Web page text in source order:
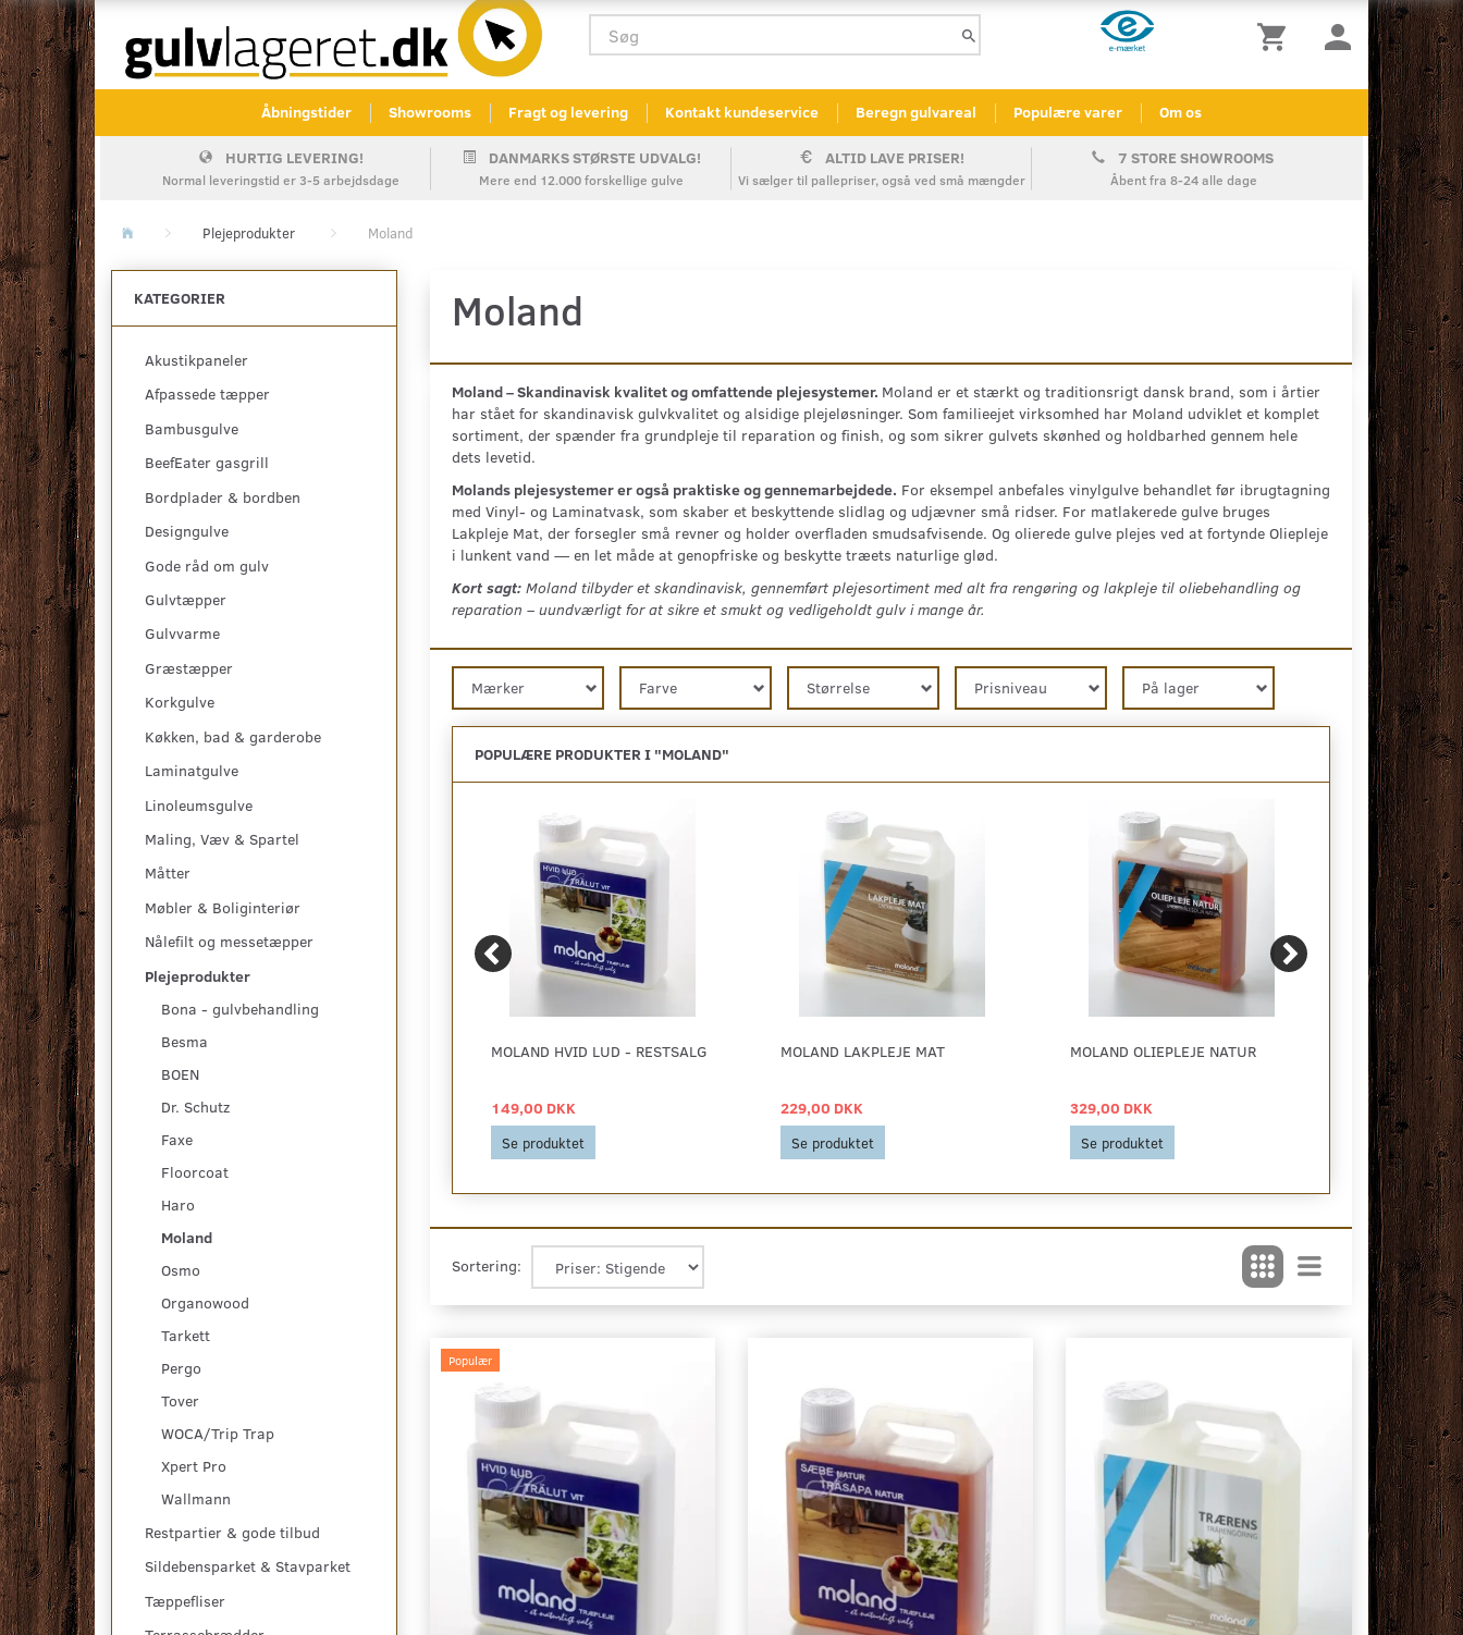
Åbningstider Showrooms Fragt og levering Kontakt kundeservice Beregn gulvareal Populære varer Om os
HURTIG LEVERING!
Normal leveringstid er 3-5 arbejdsdage
DANMARKS STØRSTE UDVALG!
Mere end 12.000 forskellige gulve
ALTID LAVE PRISER!
Vi sælger til pallepriser, også ved små mængder
7 STORE SHOWROOMS
Åbent fra 8-24 alle dage
Plejeprodukter Moland
KATEGORIER
Akustikpaneler
Afpassede tæpper
Bambusgulve
BeefEater gasgrill
Bordplader & bordben
Designgulve
Gode råd om gulv
Gulvtæpper
Gulvvarme
Græstæpper
Korkgulve
Køkken, bad & garderobe
Laminatgulve
Linoleumsgulve
Maling, Væv & Spartel
Måtter
Møbler & Boliginteriør
Nålefilt og messetæpper
Plejeprodukter
Bona - gulvbehandling
Besma
BOEN
Dr. Schutz
Faxe
Floorcoat
Haro
Moland
Osmo
Organowood
Tarkett
Pergo
Tover
WOCA/Trip Trap
Xpert Pro
Wallmann
Restpartier & gode tilbud
Sildebensparket & Stavparket
Tæppefliser
Moland
Moland – Skandinavisk kvalitet og omfattende plejesystemer. Moland er et stærkt og traditionsrigt dansk brand, som i årtier
har stået for skandinavisk gulvkvalitet og alsidige plejeløsninger. Som familieejet virksomhed har Moland udviklet et komplet
sortiment, der spænder fra grundpleje til reparation og finish, og som sikrer gulvets skønhed og holdbarhed gennem hele
dets levetid.
Molands plejesystemer er også praktiske og gennemarbejdede. For eksempel anbefales vinylgulve behandlet før ibrugtagning
med Vinyl‑ og Laminatvask, som skaber et beskyttende slidlag og udjævner små ridser. For matlakerede gulve bruges
Lakpleje Mat, der forsegler små revner og holder overfladen smudsafvisende. Og olierede gulve plejes ved at fortynde Oliepleje
i lunkent vand — en let måde at genopfriske og beskytte træets naturlige glød.
Kort sagt: Moland tilbyder et skandinavisk, gennemført plejesortiment med alt fra rengøring og lakpleje til oliebehandling og
reparation – uundværligt for at sikre et smukt og vedligeholdt gulv i mange år.
Mærker Farve Størrelse Prisniveau På lager
POPULÆRE PRODUKTER I "MOLAND"
PRESTIGE MOLAND GULVOLIE PLUS HVID
789,00 DKK
MOLAND HVID LUD - RESTSALG
149,00 DKK
Se produktet
MOLAND LAKPLEJE MAT
229,00 DKK
Se produktet
MOLAND OLIEPLEJE NATUR
329,00 DKK
Se produktet
MOLAND
169,00 DKK
Se produktet
Sortering:
Populær